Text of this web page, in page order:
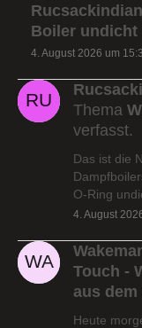
Boiler undicht
4. August 2026 um
Thema
verfasst.
Das ist die
O-Ring
4. August
Touch -
aus
Heute